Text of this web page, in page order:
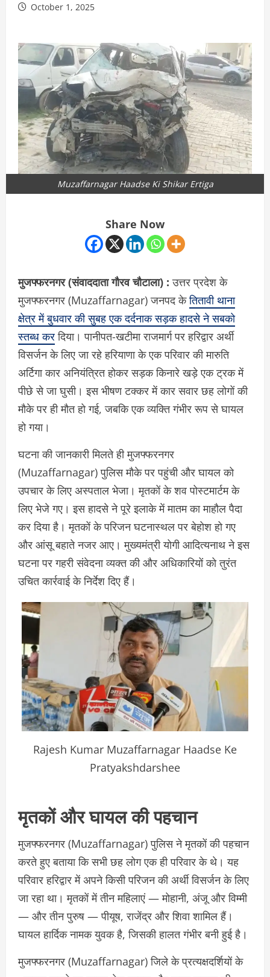
October 1, 2025
Muzaffarnagar Haadse Ki Shikar Ertiga
Share Now
मुजफ्फरनगर (संवाददाता गौरव चौटाला) :उत्तर प्रदेश के
मुजफ्फरनगर (Muzaffarnagar) जनपद केतितावी थाना
क्षेत्र में बुधवार की सुबह एक दर्दनाक सड़क हादसे ने सबको
स्तब्ध करदिया। पानीपत-खटीमा राजमार्ग पर हरिद्वार अर्थी
विसर्जन के लिए जा रहे हरियाणा के एक परिवार की मारुति
अर्टिगा कार अनियंत्रित होकर सड़क किनारे खड़े एक ट्रक में
पीछे से जा घुसी। इस भीषण टक्कर में कार सवार छह लोगों की
मौके पर ही मौत हो गई, जबकि एक व्यक्ति गंभीर रूप से घायल
हो गया।
घटना की जानकारी मिलते ही मुजफ्फरनगर
(Muzaffarnagar) पुलिस मौके पर पहुंची और घायल को
उपचार के लिए अस्पताल भेजा। मृतकों के शव पोस्टमार्टम के
लिए भेजे गए। इस हादसे ने पूरे इलाके में मातम का माहौल पैदा
कर दिया है। मृतकों के परिजन घटनास्थल पर बेहोश हो गए
और आंसू बहाते नजर आए। मुख्यमंत्री योगी आदित्यनाथ ने इस
घटना पर गहरी संवेदना व्यक्त की और अधिकारियों को तुरंत
उचित कार्रवाई के निर्देश दिए हैं।
Rajesh Kumar Muzaffarnagar Haadse Ke
Pratyakshdarshee
मृतकों और घायल की पहचान
मुजफ्फरनगर (Muzaffarnagar) पुलिस ने मृतकों की पहचान
करते हुए बताया कि सभी छह लोग एक ही परिवार के थे। यह
परिवार हरिद्वार में अपने किसी परिजन की अर्थी विसर्जन के लिए
जा रहा था। मृतकों में तीन महिलाएं — मोहानी, अंजू और विम्मी
— और तीन पुरुष — पीयूष, राजेंद्र और शिवा शामिल हैं।
घायल हार्दिक नामक युवक है, जिसकी हालत गंभीर बनी हुई है।
मुजफ्फरनगर (Muzaffarnagar) जिले के प्रत्यक्षदर्शियों के